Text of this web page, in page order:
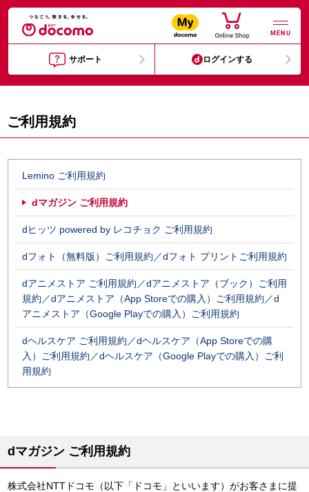
MENU
サポート ログインする
ご利用規約
Lemino ご利用規約
dマガジン ご利用規約
dヒッツ powered by レコチョク ご利用規約
dフォト（無料版）ご利用規約／dフォト プリントご利用規約
dアニメストア ご利用規約／dアニメストア（ブック）ご利用
規約／dアニメストア（App Storeでの購入）ご利用規約／d
アニメストア（Google Playでの購入）ご利用規約
dヘルスケア ご利用規約／dヘルスケア（App Storeでの購
入）ご利用規約／dヘルスケア（Google Playでの購入）ご利
用規約
dマガジン ご利用規約
株式会社NTTドコモ（以下「ドコモ」といいます）がお客さまに提